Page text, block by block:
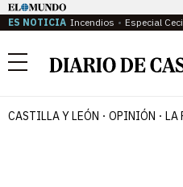
ES NOTICIA Incendios Especial
Menú
CASTILLA Y LEÓN OPINIÓN LA